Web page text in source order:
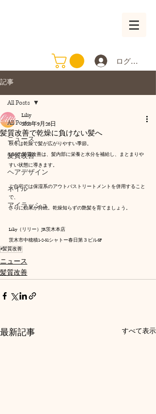
ログイン
記事
All Posts
ニュース
髪質改善
ヘアデザイン
ネイル
アイラッシュ
All Posts
髪質改善で乾燥に負けない髪へ
Liliy
2025年9月26日
秋冬は乾燥で髪が広がりやすい季節。
Liliyの髪質改善は、髪内部に栄養と水分を補給し、まとまりや
すい状態に導きます。
ご自宅では保湿系のアウトバストリートメントを併用すること
で、
さらに効果が持続。乾燥知らずの艶髪を育てましょう。
Liliy（リリー）JR茨木本店
茨木市中穂積1-2-51シャトー春日第３ビル5F
#髪質改善
ニュース
髪質改善
最新記事 すべて表示